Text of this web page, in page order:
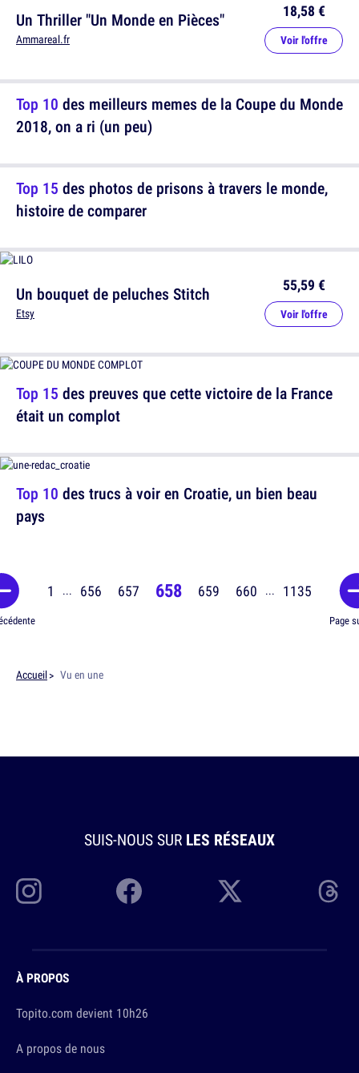
Top 10 des meilleurs memes de la Coupe du Monde
2018, on a ri (un peu)
Un bouquet de peluches Stitch
Etsy
55,59 €
Voir l'offre
Top 10 des trucs à voir en Croatie, un bien beau
pays
Un Thriller "Un Monde en Pièces"
Ammareal.fr
18,58 €
Voir l'offre
Top 15 des photos de prisons à travers le monde,
histoire de comparer
Top 15 des preuves que cette victoire de la France
était un complot
1 ... 656 657 658 659 660 ... 1135
Page
Accueil Vu en une
SUIS-NOUS SUR LES RÉSEAUX
À PROPOS
Topito.com devient 10h26
A propos de nous